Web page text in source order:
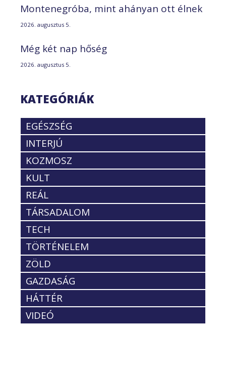
Montenegróba, mint ahányan ott élnek
2026. augusztus 5.
Még két nap hőség
2026. augusztus 5.
KATEGÓRIÁK
EGÉSZSÉG
INTERJÚ
KOZMOSZ
KULT
REÁL
TÁRSADALOM
TECH
TÖRTÉNELEM
ZÖLD
GAZDASÁG
HÁTTÉR
VIDEÓ